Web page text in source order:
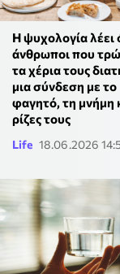
Η ψυχολογία λέει
άνθρωποι που
τα χέρια τους
μια σύνδεση με το
φαγητό, τη μνήμη
ρίζες τους
Life 18.06.2026